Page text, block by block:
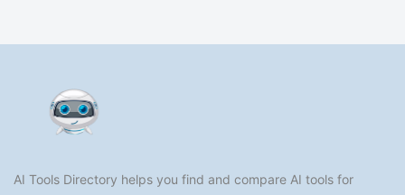
AI Tools Directory helps you find and compare AI tools for